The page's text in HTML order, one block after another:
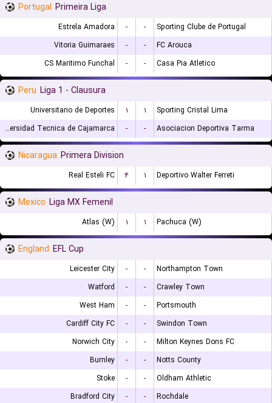
Portugal Primeira Liga
Estrela Amadora - -
Sporting Clube de Portugal
Vitoria Guimaraes
- -
FC Arouca
CS Maritimo Funchal
- - Casa Pia Atletico
Peru Liga 1 - Clausura
Universitario de Deportes ۱ ۱
Sporting Cristal Lima
Universidad Tecnica de Cajamarca
- - Asociacion Deportiva Tarma
Nicaragua Primera Division
Real Esteli FC ۴ ۱ Deportivo Walter Ferreti
Mexico Liga MX Femenil
Atlas (W) ۱ ۱ Pachuca (W)
England EFL Cup
Leicester City - -
Northampton Town
Watford
- -
Crawley Town
West Ham
- -
Portsmouth
Cardiff City FC
- -
Swindon Town
Norwich City
- -
Milton Keynes Dons FC
Burnley
- -
Notts County
Stoke
- -
Oldham Athletic
Bradford City
- -
Rochdale